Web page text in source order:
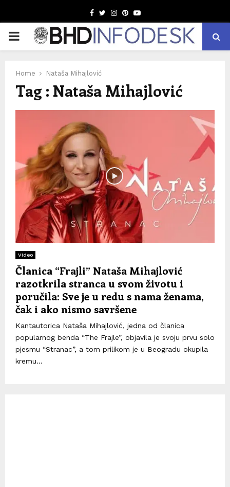
Facebook
TwitterInstagram
Pinterest
Youtube
PRIMARY
Home Nataša Mihajlović
Tag : Nataša Mihajlović
Video
Članica “Frajli” Nataša Mihajlović
razotkrila stranca u svom životu i
poručila: Sve je u redu s nama ženama,
čak i ako nismo savršene
Kantautorica Nataša Mihajlović, jedna od članica
popularnog benda “The Frajle”, objavila je svoju prvu solo
pjesmu “Stranac”, a tom prilikom je u Beogradu okupila
kremu...